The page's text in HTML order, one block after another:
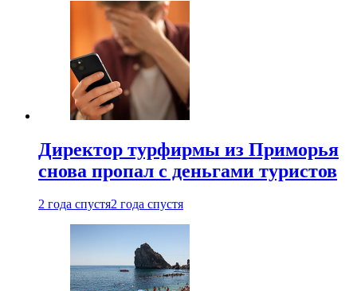
Директор турфирмы из Приморья
снова пропал с деньгами туристов
2 года спустя2 года спустя